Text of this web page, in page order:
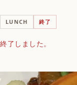
LUNCH 終了
終了しました。